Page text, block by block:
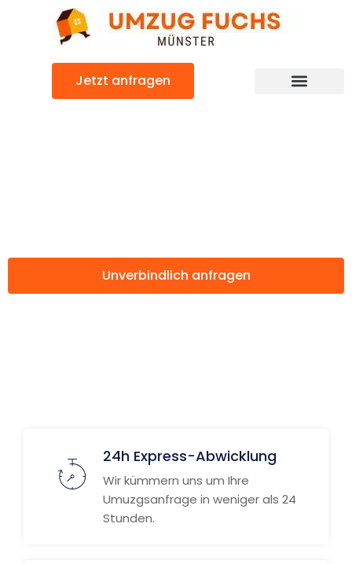
Jetzt anfragen
Unverbindlich anfragen
24h Express-Abwicklung
Wir kümmern uns um Ihre
Umuzgsanfrage in weniger als 24
Stunden.